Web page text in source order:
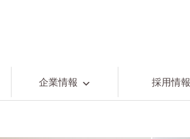
企業情報 採用情報